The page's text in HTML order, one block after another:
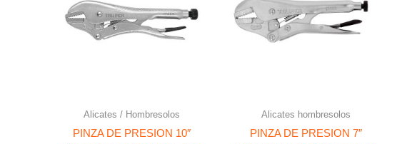
Alicates / Hombresolos
PINZA DE PRESION 10″
Alicates hombresolos
PINZA DE PRESION 7″